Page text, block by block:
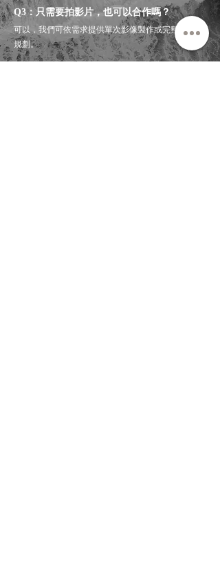
Q3：只需要拍影片，也可以合作嗎？
可以，我們可依需求提供單次影像製作或完整行銷
規劃。